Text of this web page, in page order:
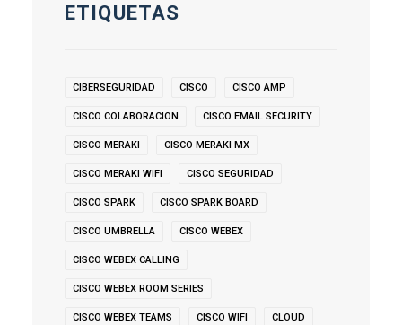
ETIQUETAS
CIBERSEGURIDAD CISCO CISCO AMP
CISCO COLABORACION CISCO EMAIL SECURITY
CISCO MERAKI CISCO MERAKI MX
CISCO MERAKI WIFI CISCO SEGURIDAD
CISCO SPARK CISCO SPARK BOARD
CISCO UMBRELLA CISCO WEBEX
CISCO WEBEX CALLING
CISCO WEBEX ROOM SERIES
CISCO WEBEX TEAMS CISCO WIFI CLOUD